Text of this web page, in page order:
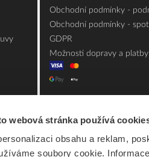
webová stránka používá
obsahu a reklam,
soubory cookie.
Obchodní podmínky -
Obchodní podmínky -
GDPR
Možnosti dopravy a platby